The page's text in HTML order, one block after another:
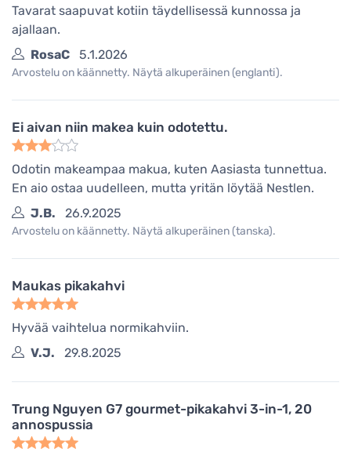
Tavarat saapuvat kotiin täydellisessä kunnossa ja
ajallaan.
RosaC
5.1.2026
Arvostelu on käännetty. Näytä alkuperäinen (englanti).
Ei aivan niin makea kuin odotettu.
Odotin makeampaa makua, kuten Aasiasta tunnettua.
En aio ostaa uudelleen, mutta yritän löytää Nestlen.
J.B.
26.9.2025
Arvostelu on käännetty. Näytä alkuperäinen (tanska).
Maukas pikakahvi
Hyvää vaihtelua normikahviin.
V.J.
29.8.2025
Trung Nguyen G7 gourmet-pikakahvi 3-in-1, 20
annospussia